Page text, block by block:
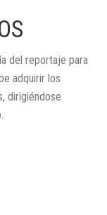
del reportaje para
adquirir los
dirigiéndose